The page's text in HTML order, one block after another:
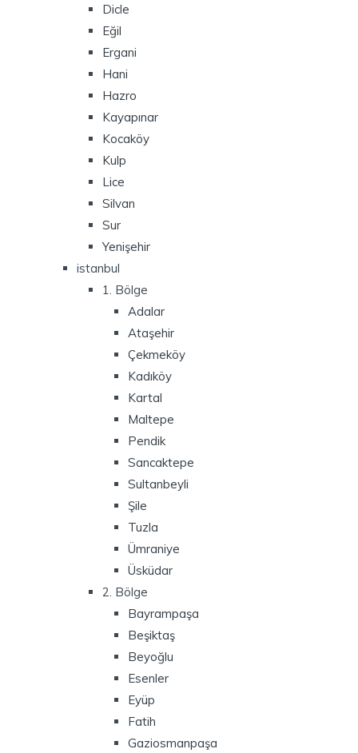
Dicle
Eğil
Ergani
Hani
Hazro
Kayapınar
Kocaköy
Kulp
Lice
Silvan
Sur
Yenişehir
istanbul
1. Bölge
Adalar
Ataşehir
Çekmeköy
Kadıköy
Kartal
Maltepe
Pendik
Sancaktepe
Sultanbeyli
Şile
Tuzla
Ümraniye
Üsküdar
2. Bölge
Bayrampaşa
Beşiktaş
Beyoğlu
Esenler
Eyüp
Fatih
Gaziosmanpaşa